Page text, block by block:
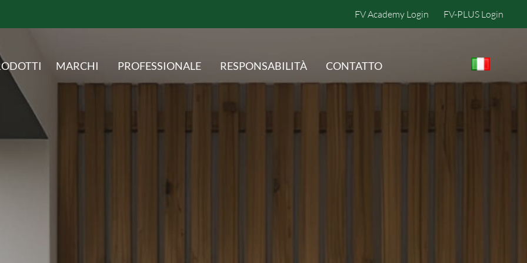
FV Academy Login FV-PLUS Login
MARCHI PROFESSIONALE RESPONSABILITÀ CONTATTO